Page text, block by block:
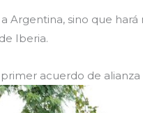
sino que
Iberia.
acuerdo de